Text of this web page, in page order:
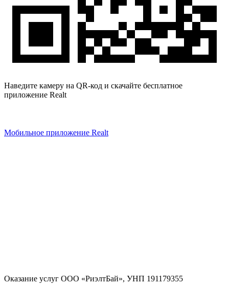
Наведите камеру на QR-код и скачайте бесплатное
приложение Realt
Мобильное приложение Realt
Оказание услуг ООО «РиэлтБай», УНП 191179355